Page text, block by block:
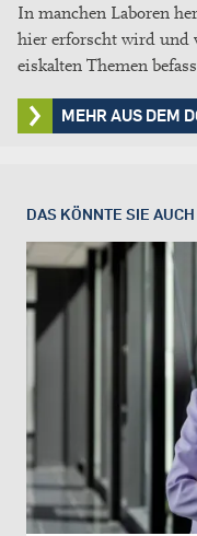
In manchen Laboren
hier erforscht wird und
eiskalten Themen
MEHR AUS DEM
DAS KÖNNTE SIE